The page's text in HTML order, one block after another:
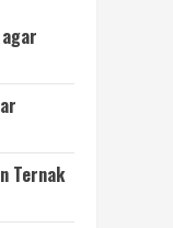
Ternak